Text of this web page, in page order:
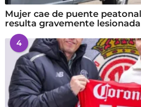
Mujer cae de puente
resulta gravemente lesionada
4